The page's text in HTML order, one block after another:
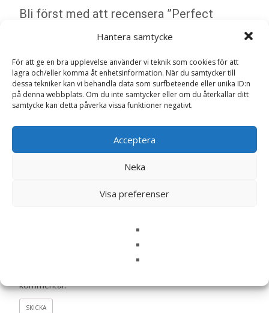
Hantera samtycke
För att ge en bra upplevelse använder vi teknik som cookies för att
lagra och/eller komma åt enhetsinformation. När du samtycker till
dessa tekniker kan vi behandla data som surfbeteende eller unika ID:n
på denna webbplats. Om du inte samtycker eller om du återkallar ditt
samtycke kan detta påverka vissa funktioner negativt.
Acceptera
Neka
Visa preferenser
Bli först med att recensera ”Perfect
Mousse med Kalkon – 12 x 200 g – Hill’s”
Din e-postadress kommer inte publiceras.
Obligatoriska fält
är märkta*
Ditt betyg*
kommentar.